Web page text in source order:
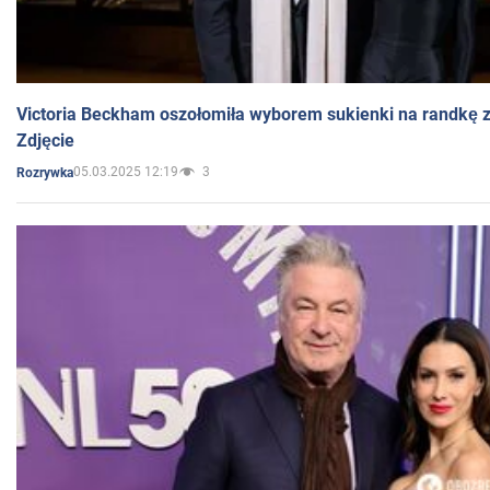
Victoria Beckham oszołomiła wyborem sukienki na randkę
Zdjęcie
Rozrywka05.03.2025 12:19 3